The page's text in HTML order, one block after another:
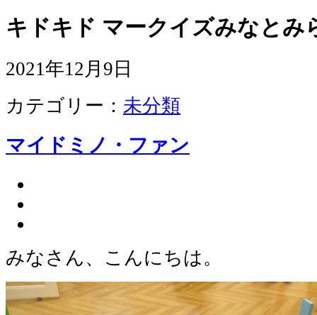
キドキド マークイズみなとみ
2021年12月9日
カテゴリー： 未分類
マイドミノ・ファン
みなさん、こんにちは。